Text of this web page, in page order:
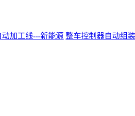
动加工线---新能源 整车控制器自动组